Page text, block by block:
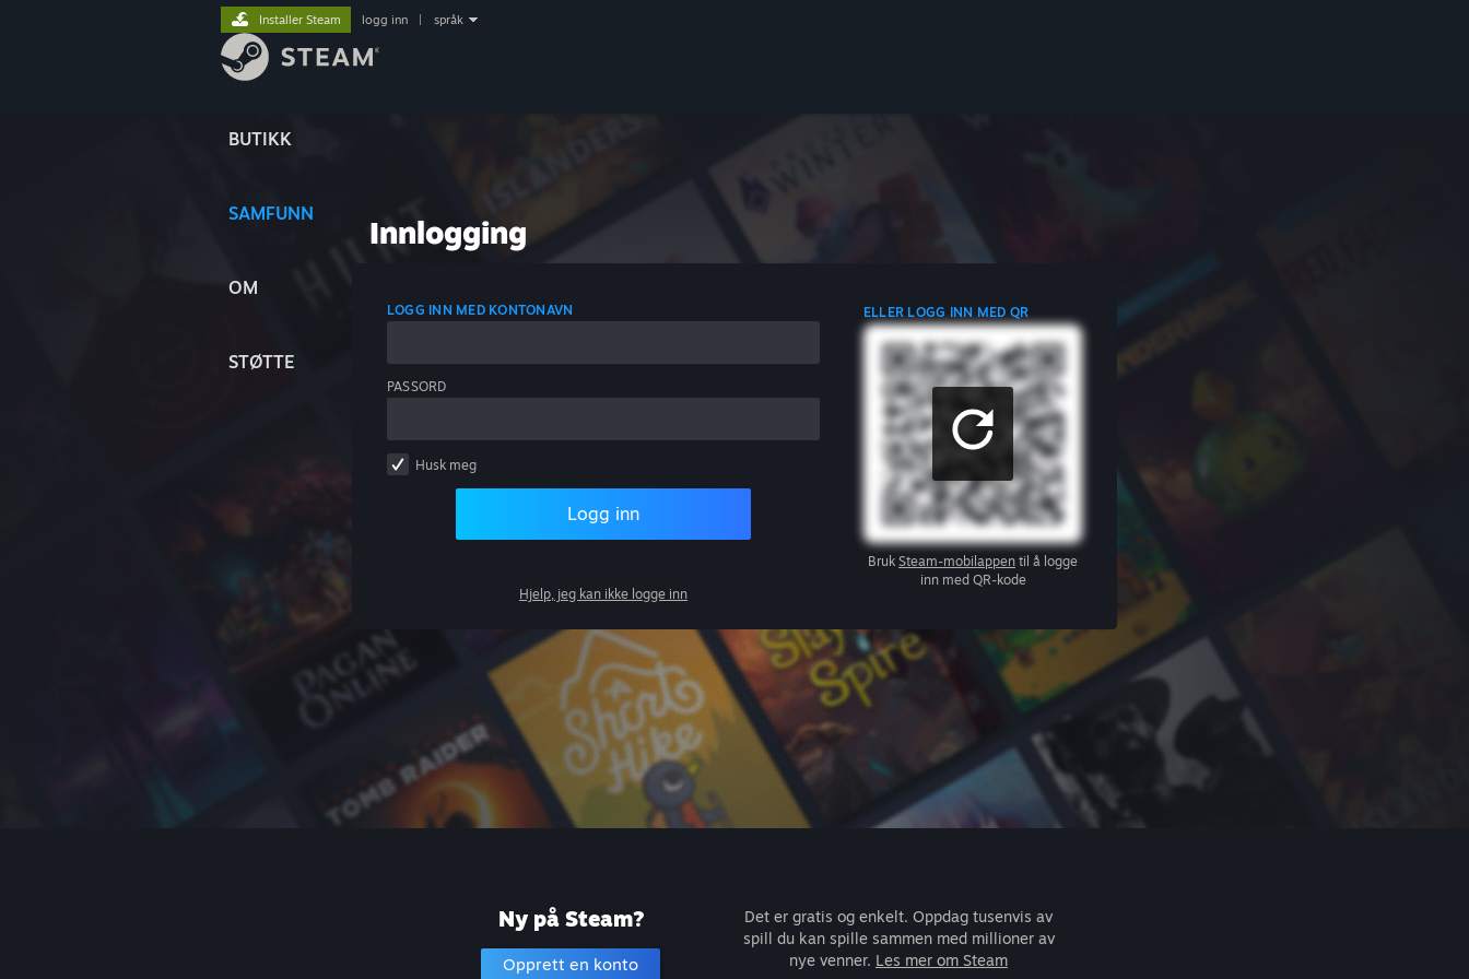
BUTIKK
SAMFUNN
OM
STØTTE
Installer Steam logg inn språk
Innlogging
LOGG INN MED KONTONAVN
PASSORD
Husk meg
Logg inn
Hjelp, jeg kan ikke logge inn
ELLER LOGG INN MED QR
Bruk Steam-mobilappen til å logge
inn med QR-kode
Ny på Steam?
Opprett en konto
Det er gratis og enkelt. Oppdag tusenvis av
spill du kan spille sammen med millioner av
nye venner. Les mer om Steam